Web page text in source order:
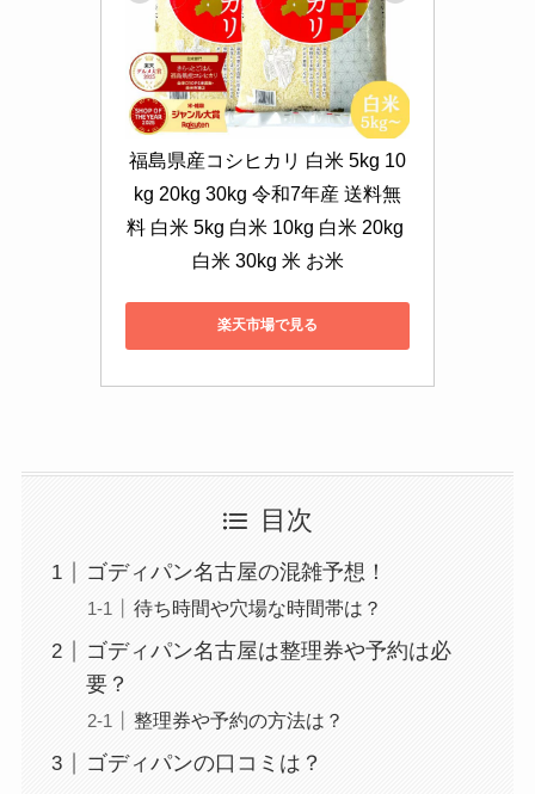
福島県産コシヒカリ 白米 5kg 10
kg 20kg 30kg 令和7年産 送料無
料 白米 5kg 白米 10kg 白米 20kg
白米 30kg 米 お米
楽天市場で見る
目次
ゴディパン名古屋の混雑予想！
待ち時間や穴場な時間帯は？
ゴディパン名古屋は整理券や予約は必
要？
整理券や予約の方法は？
ゴディパンの口コミは？